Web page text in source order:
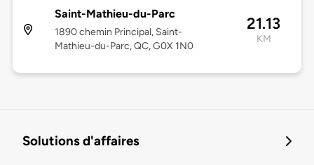
Saint-Mathieu-du-Parc
1890 chemin Principal, Saint-
Mathieu-du-Parc, QC, G0X 1N0
21.13
KM
Solutions d'affaires